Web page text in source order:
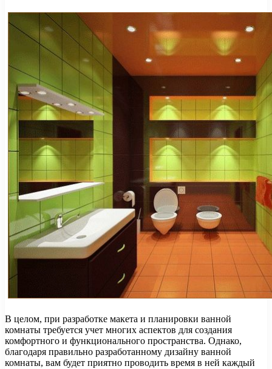
В целом, при разработке макета и планировки ванной
комнаты требуется учет многих аспектов для создания
комфортного и функционального пространства. Однако,
благодаря правильно разработанному дизайну ванной
комнаты, вам будет приятно проводить время в ней каждый